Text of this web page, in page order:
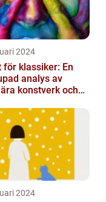
2024
för klassiker: En
analys av
konstverk och
2024